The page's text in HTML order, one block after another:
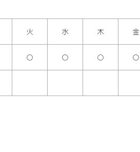
火 水 木 金
○ ○ ○ ○